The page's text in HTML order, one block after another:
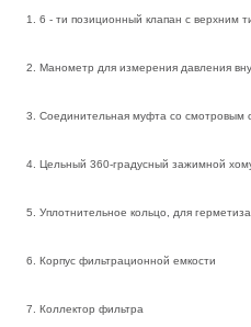
1. 6 - ти позиционный клапан с верхним
2. Манометр для измерения давления
3. Соединительная муфта со смотровым
4. Цельный 360-градусный зажимной
5. Уплотнительное кольцо, для
6. Корпус фильтрационной емкости
7. Коллектор фильтра